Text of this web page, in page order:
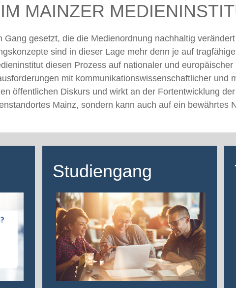
MAINZER
gesetzt, die die Medienordnung nachhaltig
sind in dieser Lage mehr denn je auf
diesen Prozess auf nationaler und
mit kommunikationswissenschaftlicher und
öffentlichen Diskurs und wirkt an der Fortentwicklung
Mainz, sondern kann auch auf ein bewährtes
Studiengang